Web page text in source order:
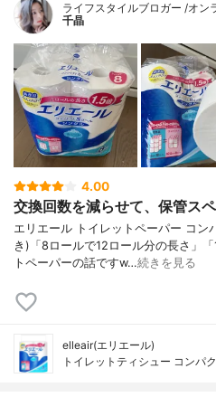
ライフスタイルブロガー /オン
千晶
4.00
交換回数を減らせて、保管ス
エリエール トイレットペーパー コン
き)「8ロールで12ロール分の長さ」
トペーパーの話ですw…続きを見る
elleair(エリエール)
トイレットティシュー コンパ